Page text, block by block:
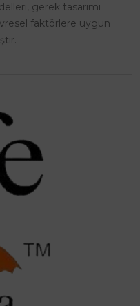
gerek tasarımı
faktörlere uygun